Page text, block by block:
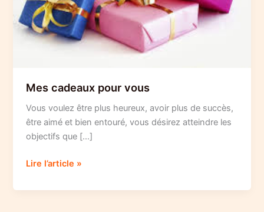
Mes cadeaux pour vous
Vous voulez être plus heureux, avoir plus de succès,
être aimé et bien entouré, vous désirez atteindre les
objectifs que […]
Mes
pour
Lire l’article »